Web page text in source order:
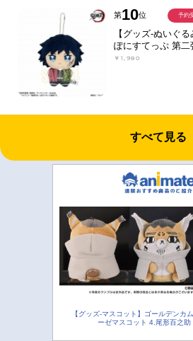
第10位
【グッズ-ぬいぐ
ぽにすてっぷ 第二
￥1,980
予約
すべて見る
【グッズ-マスコット】ゴールデンカ
ーゼマスコット 4.尾形百之助